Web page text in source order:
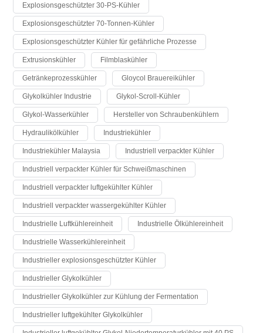
Explosionsgeschützter 30-PS-Kühler
Explosionsgeschützter 70-Tonnen-Kühler
Explosionsgeschützter Kühler für gefährliche Prozesse
Extrusionskühler Filmblaskühler
Getränkeprozesskühler Gloycol Brauereikühler
Glykolkühler Industrie Glykol-Scroll-Kühler
Glykol-Wasserkühler Hersteller von Schraubenkühlern
Hydraulikölkühler Industriekühler
Industriekühler Malaysia Industriell verpackter Kühler
Industriell verpackter Kühler für Schweißmaschinen
Industriell verpackter luftgekühlter Kühler
Industriell verpackter wassergekühlter Kühler
Industrielle Luftkühlereinheit Industrielle Ölkühlereinheit
Industrielle Wasserkühlereinheit
Industrieller explosionsgeschützter Kühler
Industrieller Glykolkühler
Industrieller Glykolkühler zur Kühlung der Fermentation
Industrieller luftgekühlter Glykolkühler